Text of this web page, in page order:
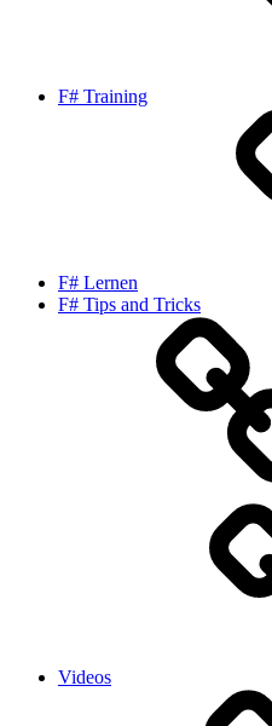
F# Training
F# Lernen
F# Tips and Tricks
Videos